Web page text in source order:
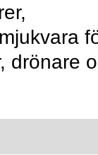
drönare